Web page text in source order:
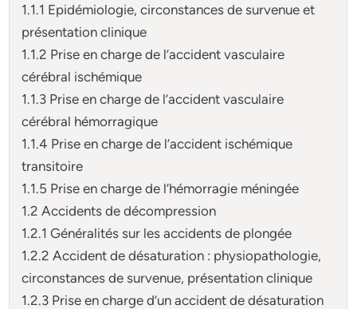
1.1.1 Epidémiologie, circonstances de survenue et
présentation clinique
1.1.2 Prise en charge de l’accident vasculaire
cérébral ischémique
1.1.3 Prise en charge de l’accident vasculaire
cérébral hémorragique
1.1.4 Prise en charge de l’accident ischémique
transitoire
1.1.5 Prise en charge de l’hémorragie méningée
1.2 Accidents de décompression
1.2.1 Généralités sur les accidents de plongée
1.2.2 Accident de désaturation : physiopathologie,
circonstances de survenue, présentation clinique
1.2.3 Prise en charge d’un accident de désaturation